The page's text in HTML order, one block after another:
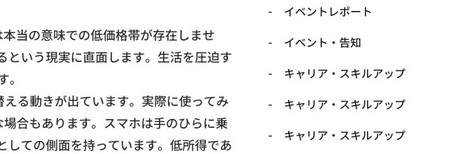
当の意味での低価格帯が存在しませ
という現実に直面します。 生活を圧迫す
る動きが出ています。 実際に使ってみ
場合もあります。スマホは手のひらに乗
ての側面を持っています。 低所得であ
イベントレポート
イベント・告知
キャリア・スキルアップ
キャリア・スキルアップ
キャリア・スキルアップ